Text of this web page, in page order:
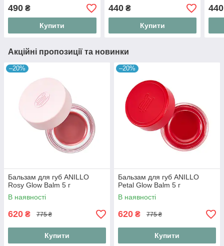
490 ₴
Купити
440₴
Купити
440
Акційні пропозиції та новинки
–20%
Бальзам для губ ANILLO
Rosy Glow Balm 5 г
В наявності
620 ₴ 775 ₴
Купити
–20%
Бальзам для губ ANILLO
Petal Glow Balm 5 г
В наявності
620 ₴ 775 ₴
Купити